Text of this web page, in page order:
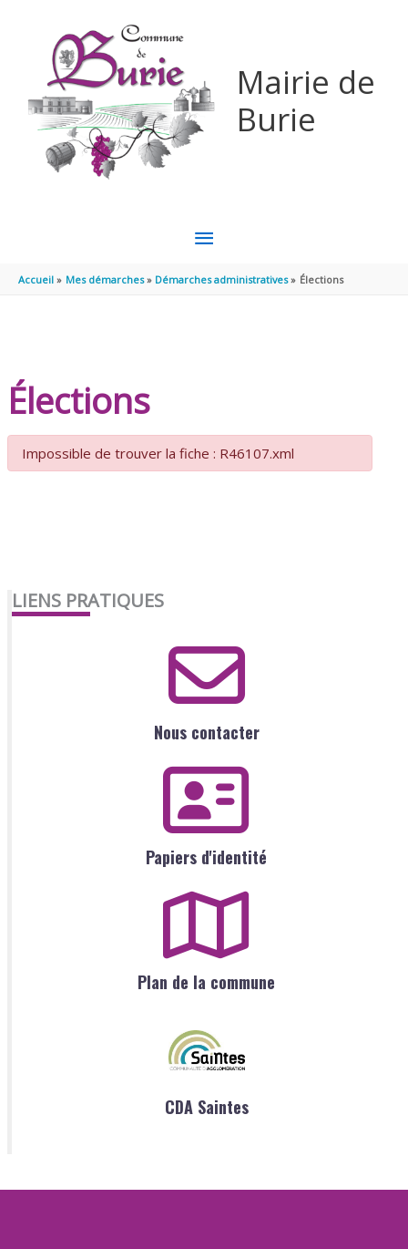
Mairie de
Burie
MENU
PRINCIPAL
Accueil Mes démarches Démarches administratives Élections
Élections
Impossible de trouver la fiche : R46107.xml
LIENS PRATIQUES
Nous contacter
Papiers d'identité
Plan de la commune
CDA Saintes